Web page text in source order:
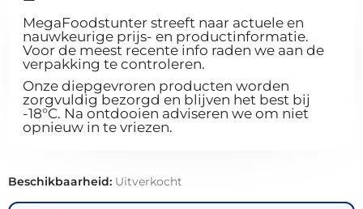
MegaFoodstunter streeft naar actuele en
nauwkeurige prijs- en productinformatie.
Voor de meest recente info raden we aan de
verpakking te controleren.
Onze diepgevroren producten worden
zorgvuldig bezorgd en blijven het best bij
-18°C. Na ontdooien adviseren we om niet
opnieuw in te vriezen.
Beschikbaarheid: Uitverkocht